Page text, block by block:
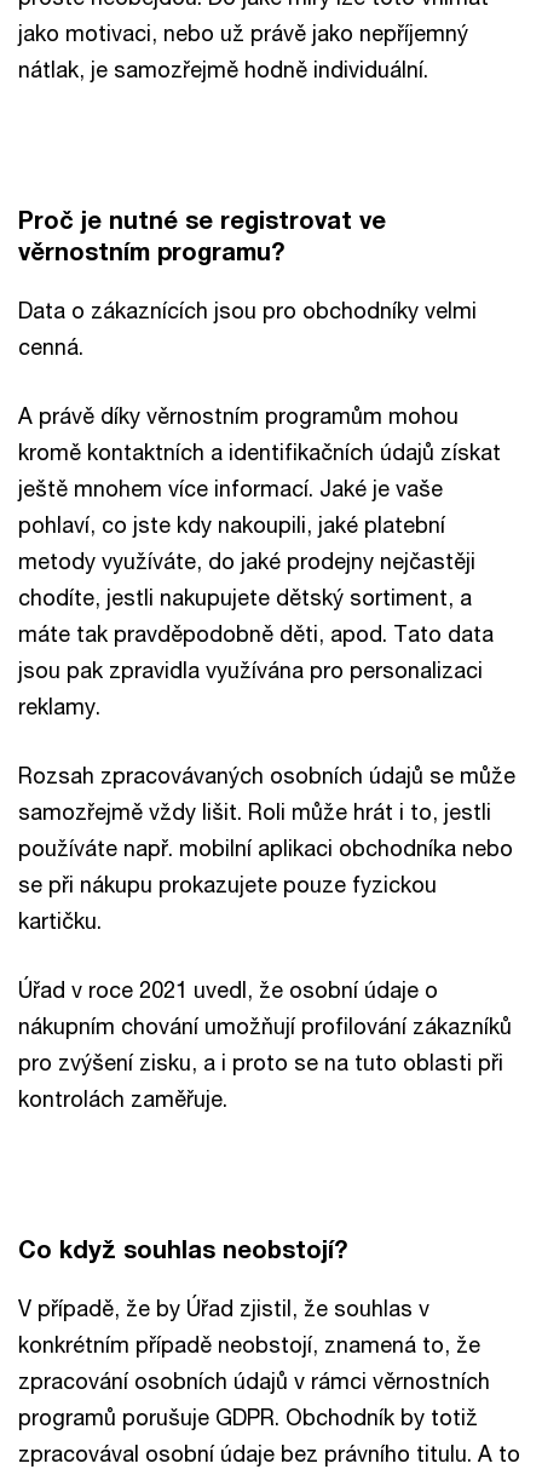
jako motivaci, nebo už právě jako nepříjemný
nátlak, je samozřejmě hodně individuální.
Proč je nutné se registrovat ve
věrnostním programu?
Data o zákaznících jsou pro obchodníky velmi
cenná.
A právě díky věrnostním programům mohou
kromě kontaktních a identifikačních údajů získat
ještě mnohem více informací. Jaké je vaše
pohlaví, co jste kdy nakoupili, jaké platební
metody využíváte, do jaké prodejny nejčastěji
chodíte, jestli nakupujete dětský sortiment, a
máte tak pravděpodobně děti, apod. Tato data
jsou pak zpravidla využívána pro personalizaci
reklamy.
Rozsah zpracovávaných osobních údajů se může
samozřejmě vždy lišit. Roli může hrát i to, jestli
používáte např. mobilní aplikaci obchodníka nebo
se při nákupu prokazujete pouze fyzickou
kartičku.
Úřad v roce 2021 uvedl, že osobní údaje o
nákupním chování umožňují profilování zákazníků
pro zvýšení zisku, a i proto se na tuto oblasti při
kontrolách zaměřuje.
Co když souhlas neobstojí?
V případě, že by Úřad zjistil, že souhlas v
konkrétním případě neobstojí, znamená to, že
zpracování osobních údajů v rámci věrnostních
programů porušuje GDPR. Obchodník by totiž
zpracovával osobní údaje bez právního titulu. A to